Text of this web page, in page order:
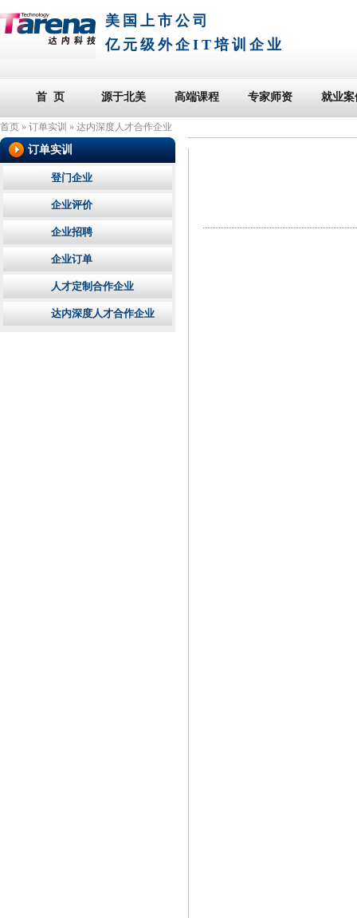
美国上市公司
亿元级外企IT培训企业
首 页 源于北美 高端课程 专家师资 就业案
首页 » 订单实训 » 达内深度人才合作企业
订单实训
登门企业
企业评价
企业招聘
企业订单
人才定制合作企业
达内深度人才合作企业